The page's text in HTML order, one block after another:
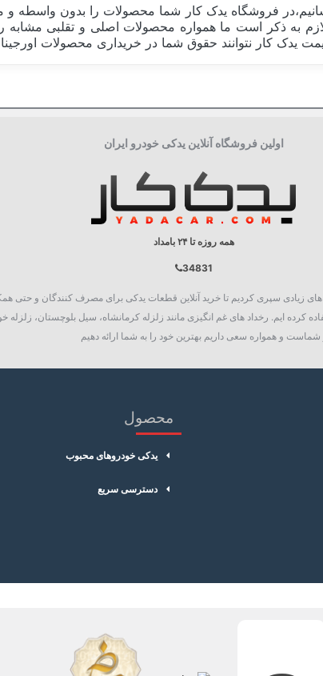
فروشگاه یدک کار شما محصولات را بدون واسطه و
قیمت نهایی کالا میشود،لازم به ذکر است ما همواره محصولات اصلی و
یدک کار نتوانند حقوق شما در خریداری محصولات
اولین فروشگاه آنلاین یدکی خودرو ایران
همه روزه تا ۲۴ بامداد
34831
چالش ها و سختی های زیادی سپری کردیم تا خرید آنلاین قطعات یدکی برای مصرف
کرده ایم. رخداد های غم انگیزی مانند زلزله کرمانشاه، سیل بلوچستان،
و همواره سعی داریم بهترین خود را به شما ارائه دهیم
محصول
یدکی خودروهای محبوب
دسترسی سریع